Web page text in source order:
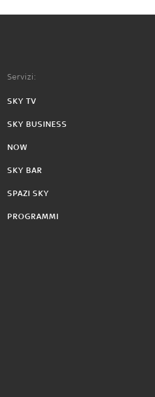
Servizi:
SKY TV
SKY BUSINESS
NOW
SKY BAR
SPAZI SKY
PROGRAMMI